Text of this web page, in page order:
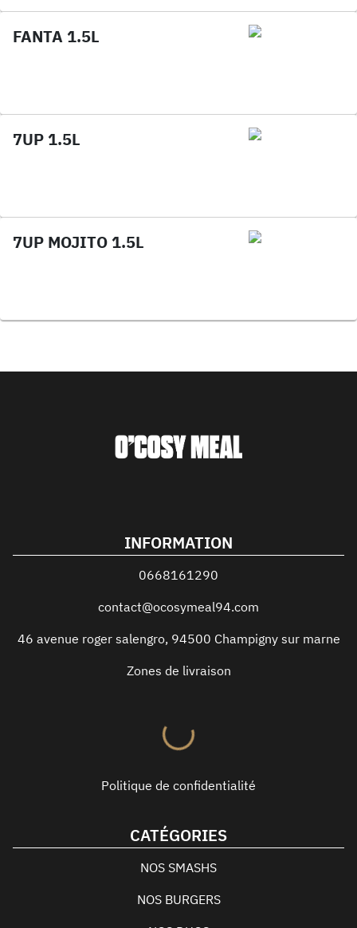
FANTA 1.5L
7UP 1.5L
7UP MOJITO 1.5L
INFORMATION
0668161290
contact@ocosymeal94.com
46 avenue roger salengro, 94500 Champigny sur marne
Zones de livraison
Politique de confidentialité
CATÉGORIES
NOS SMASHS
NOS BURGERS